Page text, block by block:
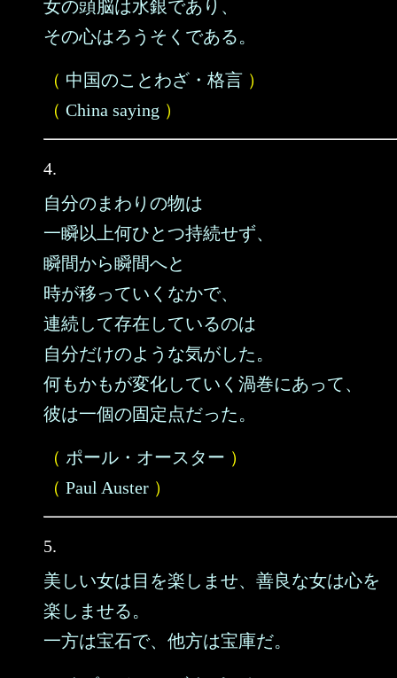
女の頭脳は水銀であり、
その心はろうそくである。
（ 中国のことわざ・格言 ）
（ China saying ）
4.
自分のまわりの物は
一瞬以上何ひとつ持続せず、
瞬間から瞬間へと
時が移っていくなかで、
連続して存在しているのは
自分だけのような気がした。
何もかもが変化していく渦巻にあって、
彼は一個の固定点だった。
（ ポール・オースター ）
（ Paul Auster ）
5.
美しい女は目を楽しませ、善良な女は心を
楽しませる。
一方は宝石で、他方は宝庫だ。